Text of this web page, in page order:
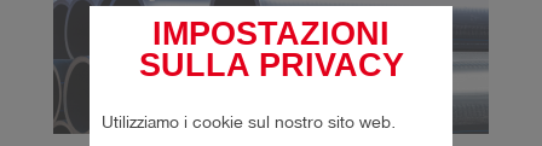
IMPOSTAZIONI
SULLA PRIVACY
Utilizziamo i cookie sul nostro sito web.